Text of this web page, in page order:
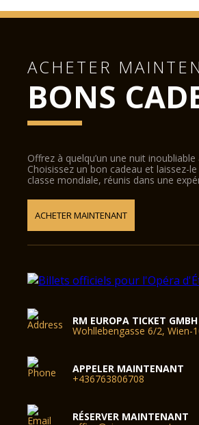
ACHETER
BONS
Offrez à quelqu’un une nuit inoubliable
Choisissez un bon cadeau et laissez-
classe mondiale, réunis dans une
ACHETER MAINTENANT
RM EUROPA TICKET GMBH
Wohllebengasse 6/2, Wien-
APPELER MAINTENANT
+436763806708
RÉSERVER MAINTENANT